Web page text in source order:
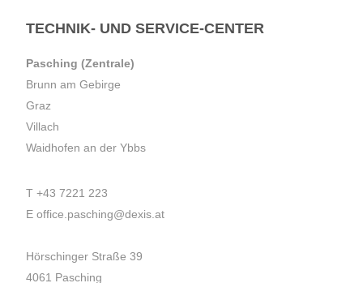
TECHNIK- UND SERVICE-CENTER
Pasching (Zentrale)
Brunn am Gebirge
Graz
Villach
Waidhofen an der Ybbs
T +43 7221 223
E office.pasching@dexis.at
Hörschinger Straße 39
4061 Pasching